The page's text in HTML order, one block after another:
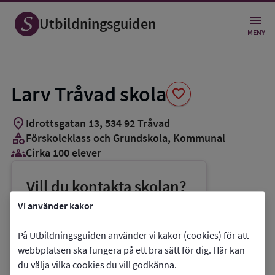
Vi använder kakor
På Utbildningsguiden använder vi kakor (cookies) för att
webbplatsen ska fungera på ett bra sätt för dig. Här kan
du välja vilka cookies du vill godkänna.
Utbildningsguiden MENY
Larv Tråvad skola favorite
Spara
som
favorit
location_on Idrottsgatan 13, 53492Tråvad
categoryFörskoleklass och Grundskola, Kommunal
groups_3Cirka 100 elever
Vill du kontakta skolan?
phoneTelefon:0512-31814
E-post: susanne.lundell@vara.se
link Webbplats:Larv Tråvad skola